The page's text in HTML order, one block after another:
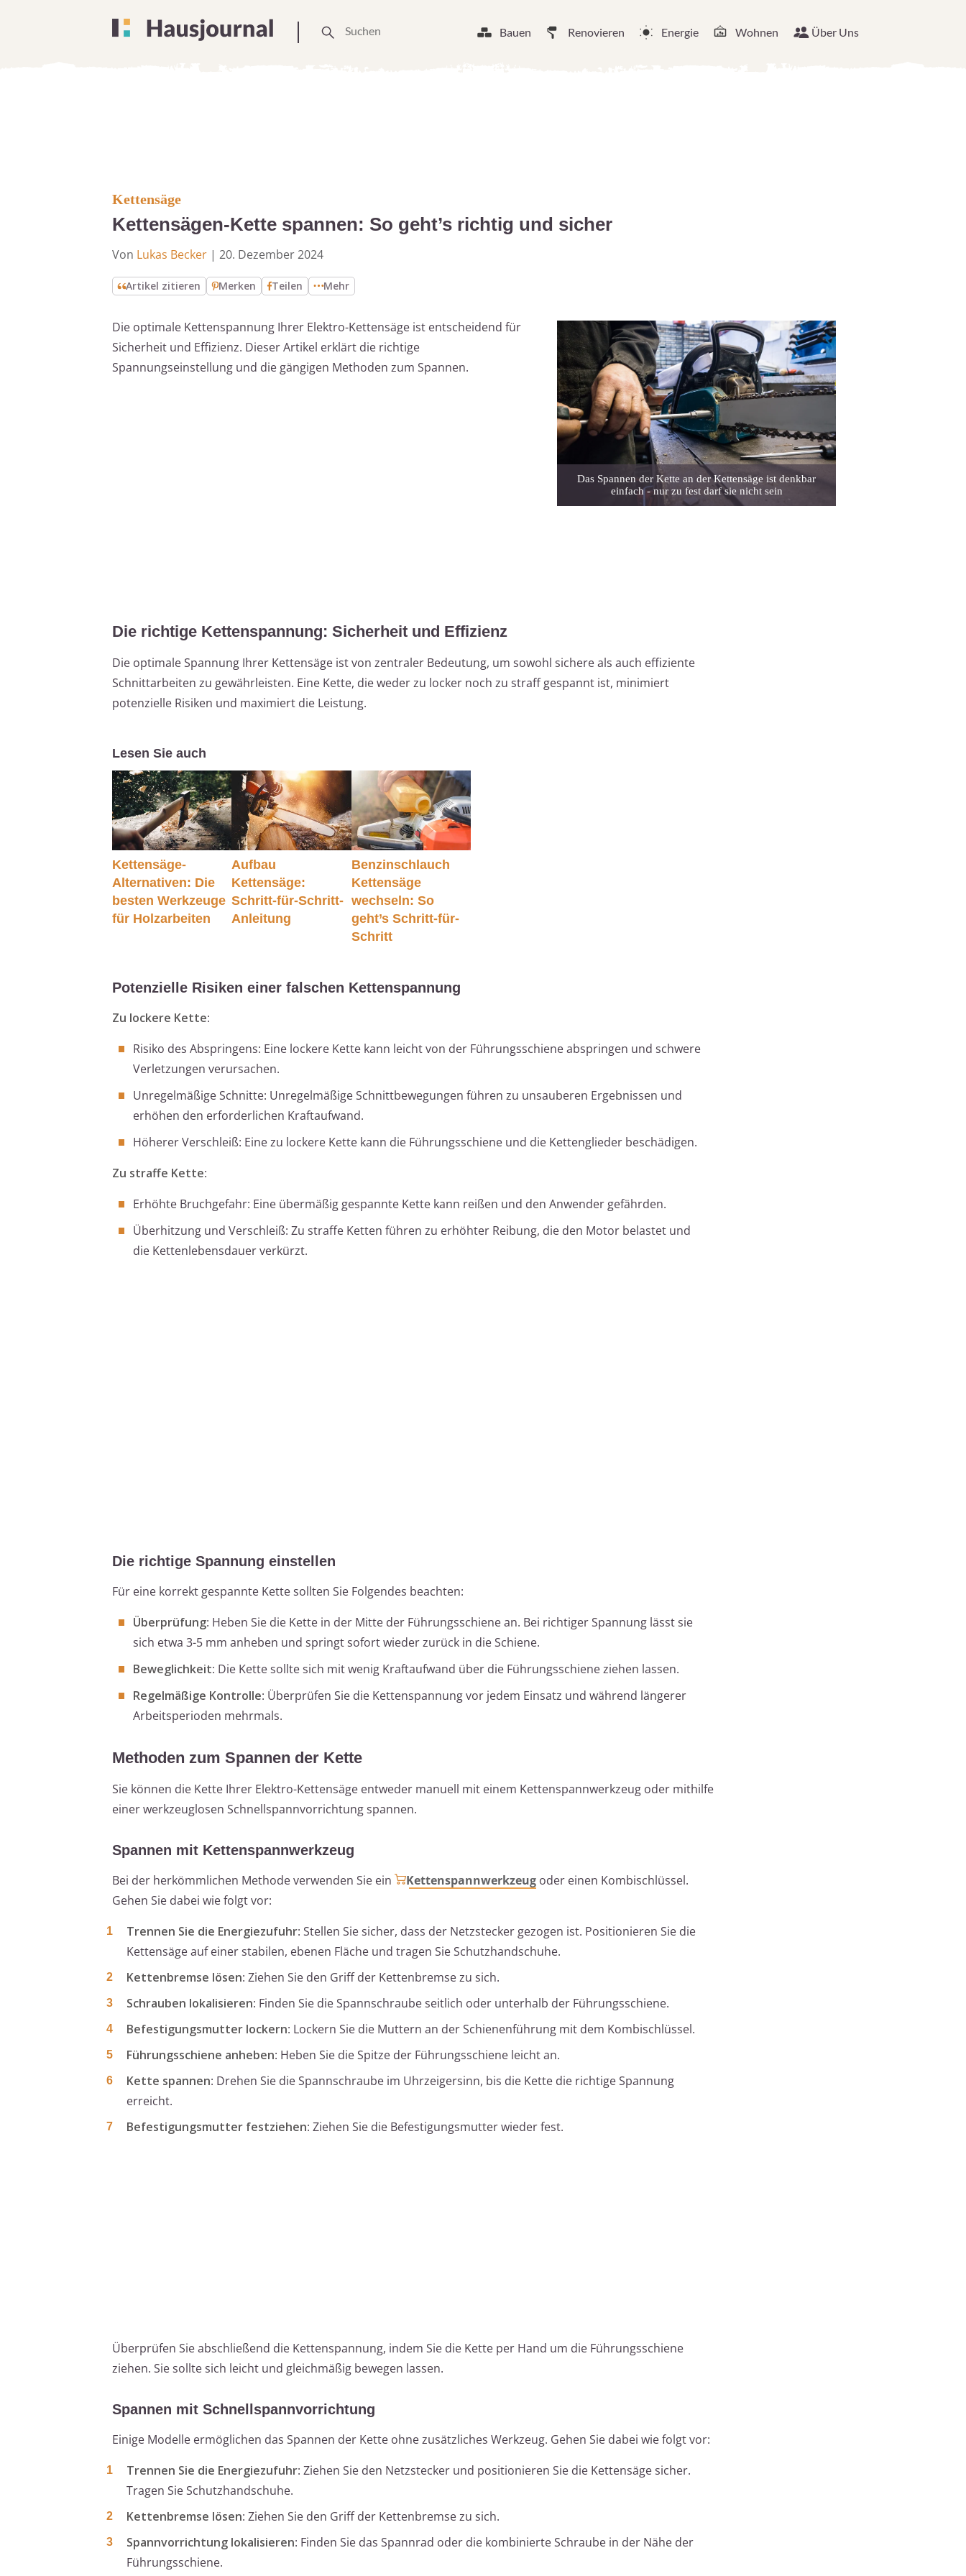
Bauen Renovieren Energie Wohnen Über Uns
Kettensäge
Kettensägen-Kette spannen: So geht’s richtig und sicher
Von Lukas Becker | 20. Dezember 2024
Artikel zitieren Merken Teilen Mehr
Die optimale Kettenspannung Ihrer Elektro-Kettensäge ist entscheidend für
Sicherheit und Effizienz. Dieser Artikel erklärt die richtige
Spannungseinstellung und die gängigen Methoden zum Spannen.
Das Spannen der Kette an der Kettensäge ist denkbar
einfach - nur zu fest darf sie nicht sein
Die richtige Kettenspannung: Sicherheit und Effizienz
Die optimale Spannung Ihrer Kettensäge ist von zentraler Bedeutung, um sowohl sichere als auch effiziente
Schnittarbeiten zu gewährleisten. Eine Kette, die weder zu locker noch zu straff gespannt ist, minimiert
potenzielle Risiken und maximiert die Leistung.
Lesen Sie auch
Kettensäge-
Alternativen: Die
besten Werkzeuge
für Holzarbeiten
Aufbau
Kettensäge:
Schritt-für-Schritt-
Anleitung
Benzinschlauch
Kettensäge
wechseln: So
geht’s Schritt-für-
Schritt
Potenzielle Risiken einer falschen Kettenspannung
Zu lockere Kette:
Risiko des Abspringens: Eine lockere Kette kann leicht von der Führungsschiene abspringen und schwere
Verletzungen verursachen.
Unregelmäßige Schnitte: Unregelmäßige Schnittbewegungen führen zu unsauberen Ergebnissen und
erhöhen den erforderlichen Kraftaufwand.
Höherer Verschleiß: Eine zu lockere Kette kann die Führungsschiene und die Kettenglieder beschädigen.
Zu straffe Kette:
Erhöhte Bruchgefahr: Eine übermäßig gespannte Kette kann reißen und den Anwender gefährden.
Überhitzung und Verschleiß: Zu straffe Ketten führen zu erhöhter Reibung, die den Motor belastet und
die Kettenlebensdauer verkürzt.
Die richtige Spannung einstellen
Für eine korrekt gespannte Kette sollten Sie Folgendes beachten:
Überprüfung: Heben Sie die Kette in der Mitte der Führungsschiene an. Bei richtiger Spannung lässt sie
sich etwa 3-5 mm anheben und springt sofort wieder zurück in die Schiene.
Beweglichkeit: Die Kette sollte sich mit wenig Kraftaufwand über die Führungsschiene ziehen lassen.
Regelmäßige Kontrolle: Überprüfen Sie die Kettenspannung vor jedem Einsatz und während längerer
Arbeitsperioden mehrmals.
Methoden zum Spannen der Kette
Sie können die Kette Ihrer Elektro-Kettensäge entweder manuell mit einem Kettenspannwerkzeug oder mithilfe
einer werkzeuglosen Schnellspannvorrichtung spannen.
Spannen mit Kettenspannwerkzeug
Bei der herkömmlichen Methode verwenden Sie ein
Kettenspannwerkzeug oder einen Kombischlüssel.
Gehen Sie dabei wie folgt vor:
Trennen Sie die Energiezufuhr: Stellen Sie sicher, dass der Netzstecker gezogen ist. Positionieren Sie die
Kettensäge auf einer stabilen, ebenen Fläche und tragen Sie Schutzhandschuhe.
Kettenbremse lösen: Ziehen Sie den Griff der Kettenbremse zu sich.
Schrauben lokalisieren: Finden Sie die Spannschraube seitlich oder unterhalb der Führungsschiene.
Befestigungsmutter lockern: Lockern Sie die Muttern an der Schienenführung mit dem Kombischlüssel.
Führungsschiene anheben: Heben Sie die Spitze der Führungsschiene leicht an.
Kette spannen: Drehen Sie die Spannschraube im Uhrzeigersinn, bis die Kette die richtige Spannung
erreicht.
Befestigungsmutter festziehen: Ziehen Sie die Befestigungsmutter wieder fest.
Überprüfen Sie abschließend die Kettenspannung, indem Sie die Kette per Hand um die Führungsschiene
ziehen. Sie sollte sich leicht und gleichmäßig bewegen lassen.
Spannen mit Schnellspannvorrichtung
Einige Modelle ermöglichen das Spannen der Kette ohne zusätzliches Werkzeug. Gehen Sie dabei wie folgt vor:
Trennen Sie die Energiezufuhr: Ziehen Sie den Netzstecker und positionieren Sie die Kettensäge sicher.
Tragen Sie Schutzhandschuhe.
Kettenbremse lösen: Ziehen Sie den Griff der Kettenbremse zu sich.
Spannvorrichtung lokalisieren: Finden Sie das Spannrad oder die kombinierte Schraube in der Nähe der
Führungsschiene.